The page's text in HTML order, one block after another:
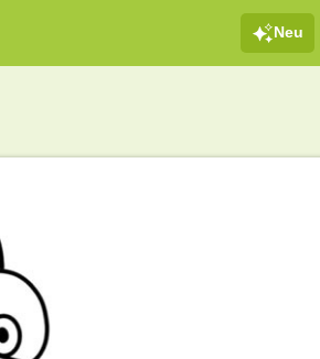
Neu